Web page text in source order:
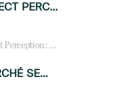
MICROSOFT PROJECT PERCEPTION: COME GLI AGENTI AI CAMBIERANNO SOC, CYBERSECURITY E SERVIZI MSP
Microsoft presenta Project Perception: scopri come gli agenti AI possono trasformare cybersecurity, SOC e servizi gestiti degli MSP.
HP PROBOOK: PERCHÉ SEMPRE PIÙ AZIENDE SCELGONO NOTEBOOK PROGETTATI PER IL LAVORO MODERNO